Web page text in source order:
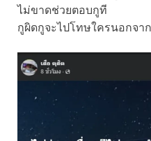
ไม่ขาดช่วยตอบกูที
กูผิดกูจะไปโทษใครนอกจาก